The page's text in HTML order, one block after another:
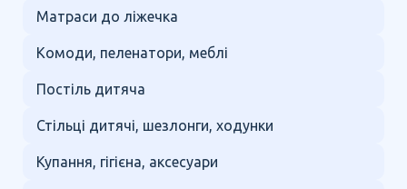
Матраси до ліжечка
Комоди, пеленатори, меблі
Постіль дитяча
Стільці дитячі, шезлонги, ходунки
Купання, гігієна, аксесуари